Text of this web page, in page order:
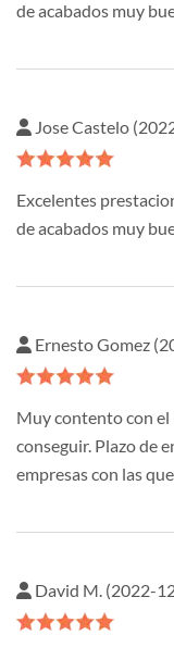
de acabados muy
Jose Castelo
Excelentes
de acabados muy
Ernesto Gomez
Muy contento con el
conseguir. Plazo de
empresas con las
David M. (2022-